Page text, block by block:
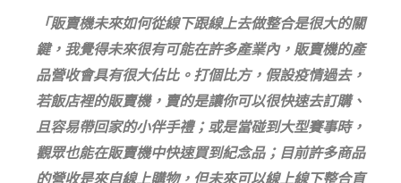
「販賣機未來如何從線下跟線上去做整合是很大的關
鍵，我覺得未來很有可能在許多產業內，販賣機的產
品營收會具有很大佔比。打個比方，假設疫情過去，
若飯店裡的販賣機，賣的是讓你可以很快速去訂購、
且容易帶回家的小伴手禮；或是當碰到大型賽事時，
觀眾也能在販賣機中快速買到紀念品；目前許多商品
的營收是來自線上購物，但未來可以線上線下整合直